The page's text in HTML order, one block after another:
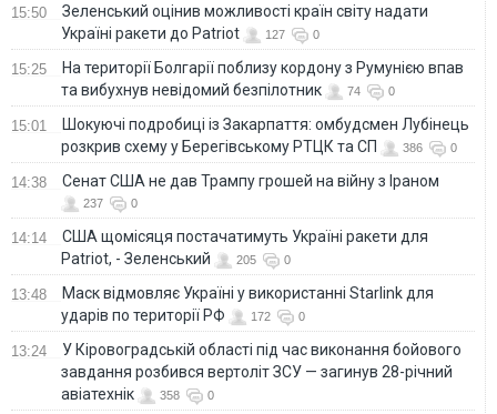
15:50
Зеленський оцінив можливості країн світу надати
Україні ракети до Patriot
127 0
15:25
На території Болгарії поблизу кордону з Румунією впав
та вибухнув невідомий безпілотник
74 0
15:01
Шокуючі подробиці із Закарпаття: омбудсмен Лубінець
розкрив схему у Берегівському РТЦК та СП
386 0
14:38 Сенат США не дав Трампу грошей на війну з Іраном
237 0
14:14
США щомісяця постачатимуть Україні ракети для
Patriot, - Зеленський
205 0
13:48
Маск відмовляє Україні у використанні Starlink для
ударів по території РФ
172 0
13:24
У Кіровоградській області під час виконання бойового
завдання розбився вертоліт ЗСУ — загинув 28-річний
авіатехнік
358 0